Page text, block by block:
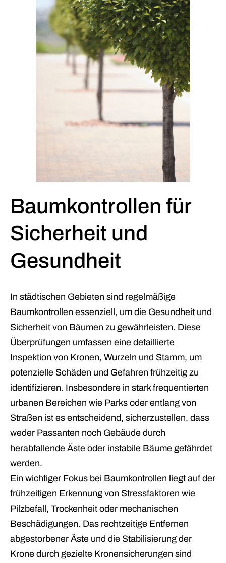
Baumkontrollen für
Sicherheit und
Gesundheit
In städtischen Gebieten sind regelmäßige
Baumkontrollen essenziell, um die Gesundheit und
Sicherheit von Bäumen zu gewährleisten. Diese
Überprüfungen umfassen eine detaillierte
Inspektion von Kronen, Wurzeln und Stamm, um
potenzielle Schäden und Gefahren frühzeitig zu
identifizieren. Insbesondere in stark frequentierten
urbanen Bereichen wie Parks oder entlang von
Straßen ist es entscheidend, sicherzustellen, dass
weder Passanten noch Gebäude durch
herabfallende Äste oder instabile Bäume gefährdet
werden.
Ein wichtiger Fokus bei Baumkontrollen liegt auf der
frühzeitigen Erkennung von Stressfaktoren wie
Pilzbefall, Trockenheit oder mechanischen
Beschädigungen. Das rechtzeitige Entfernen
abgestorbener Äste und die Stabilisierung der
Krone durch gezielte Kronensicherungen sind